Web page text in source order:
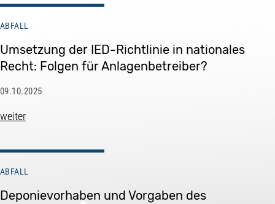
ABFALL
Umsetzung der IED-Richtlinie in nationales
Recht: Folgen für Anlagenbetreiber?
09.10.2025
weiter
ABFALL
Deponievorhaben und Vorgaben des